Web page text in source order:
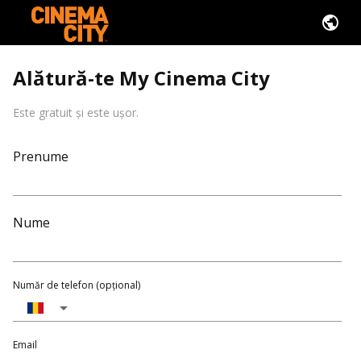
Alătură-te My Cinema City
Este gratuit și este ușor.
Prenume
Nume
Număr de telefon (opțional)
Email